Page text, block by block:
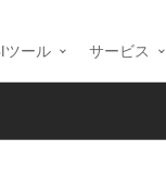
ツール サービス